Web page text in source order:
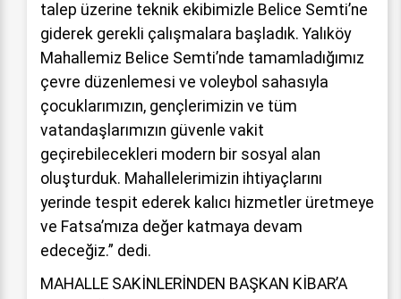
talep üzerine teknik ekibimizle Belice Semti’ne
giderek gerekli çalışmalara başladık. Yalıköy
Mahallemiz Belice Semti’nde tamamladığımız
çevre düzenlemesi ve voleybol sahasıyla
çocuklarımızın, gençlerimizin ve tüm
vatandaşlarımızın güvenle vakit
geçirebilecekleri modern bir sosyal alan
oluşturduk. Mahallelerimizin ihtiyaçlarını
yerinde tespit ederek kalıcı hizmetler üretmeye
ve Fatsa’mıza değer katmaya devam
edeceğiz.” dedi.
MAHALLE SAKİNLERİNDEN BAŞKAN KİBAR’A